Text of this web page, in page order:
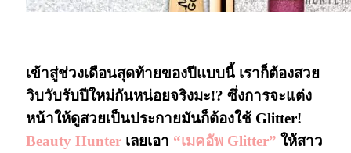
เข้าสู่ช่วงเดือนสุดท้ายของปีแบบนี้ เราก็ต้องสวย
วิบวับรับปีใหม่กันหน่อยจริงมะ!? ซึ่งการจะแต่ง
หน้าให้ดูสวยเป็นประกายมันก็ต้องใช้ Glitter!
Beauty Hunter เลยเอา “เมคอัพ Glitter” ให้สาว